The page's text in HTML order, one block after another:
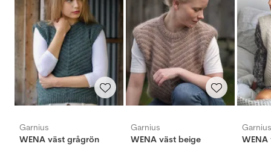
Garnius
WENA väst grågrön
Garnius
WENA väst beige
Garnius
WENA